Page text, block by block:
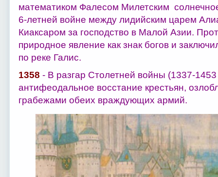
математиком Фалесом Милетским
6-летней войне между лидийским царем
Киаксаром за господство в Малой Азии.
природное явление как знак богов и
по реке Галис.
1358 - В разгар Столетней войны (1337-
антифеодальное восстание крестьян,
грабежами обеих враждующих армий.